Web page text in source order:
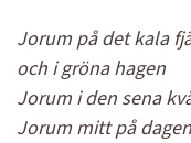
Jorum på det kala
och i gröna hagen
Jorum i den sena
Jorum mitt på